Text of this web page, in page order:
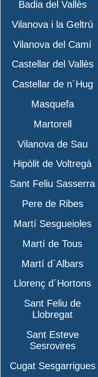
Badia del Vallès
Vilanova i la Geltrú
Vilanova del Camí
Castellar del Vallès
Castellar de n´Hug
Masquefa
Martorell
Vilanova de Sau
Hipòlit de Voltregà
Sant Feliu Sasserra
Pere de Ribes
Martí Sesgueioles
Martí de Tous
Martí d´Albars
Llorenç d´Hortons
Sant Feliu de
Llobregat
Sant Esteve
Sesrovires
Cugat Sesgarrigues